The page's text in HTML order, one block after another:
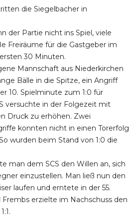
die Siegelbacher in
der Partie nicht ins Spiel, viele
Freiräume für die Gastgeber im
30 Minuten.
Mannschaft aus Niederkirchen
Bälle in die Spitze, ein Angriff
10. Spielminute zum 1:0 für
versuchte in der Folgezeit mit
Druck zu erhöhen. Zwei
konnten nicht in einen Torerfolg
wurden beim Stand von 1:0 die
man dem SCS den Willen an, sich
einzustellen. Man ließ nun den
laufen und erntete in der 55.
erzielte im Nachschuss den